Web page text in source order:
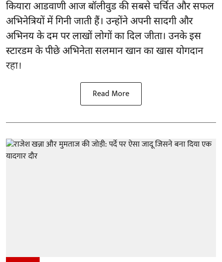
कियारा आडवाणी आज बॉलीवुड की सबसे चर्चित और सफल
अभिनेत्रियों में गिनी जाती हैं। उन्होंने अपनी सादगी और
अभिनय के दम पर लाखों लोगों का दिल जीता। उनके इस
स्टारडम के पीछे अभिनेता सलमान खान का खास योगदान
रहा।
Read More